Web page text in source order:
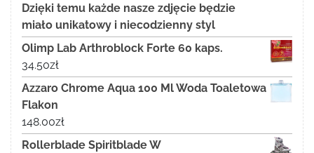
Dzięki temu każde nasze zdjęcie będzie
miało unikatowy i niecodzienny styl
Olimp Lab Arthroblock Forte 60 kaps.
34.50zł
Azzaro Chrome Aqua 100 Ml Woda Toaletowa
Flakon
148.00zł
Rollerblade Spiritblade W